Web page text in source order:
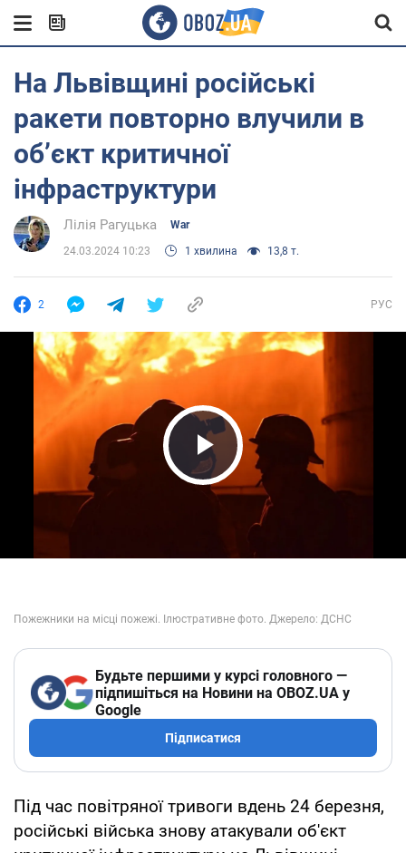
На Львівщині російські
ракети повторно влучили в
обʼєкт критичної
інфраструктури
Лілія Рагуцька War
24.03.2024 10:23 1 хвилина 13,8 т.
2 РУС
Play Video
Будьте першими у курсі головного —
підпишіться на Новини на OBOZ.UA у
Google
Підписатися
Під час повітряної тривоги вдень 24 березня,
російські війська знову атакували об'єкт